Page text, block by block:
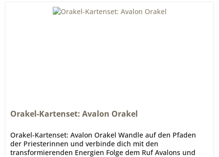
Orakel-Kartenset: Avalon Orakel
Orakel-Kartenset: Avalon Orakel Wandle auf den Pfaden
der Priesterinnen und verbinde dich mit den
transformierenden Energien Folge dem Ruf Avalons und